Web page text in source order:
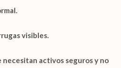
visibles.
necesitan activos seguros y no